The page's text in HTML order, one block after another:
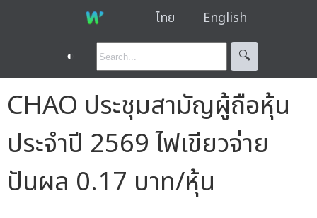
ไทย English
◐ 🔍︎
CHAO ประชุมสามัญผู้ถือหุ้น
ประจำปี 2569 ไฟเขียวจ่าย
ปันผล 0.17 บาท/หุ้น